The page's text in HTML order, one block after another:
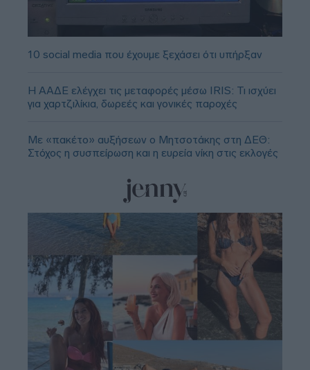
10 social media που έχουμε ξεχάσει ότι υπήρξαν
Η ΑΑΔΕ ελέγχει τις μεταφορές μέσω IRIS: Τι ισχύει
για χαρτζιλίκια, δωρεές και γονικές παροχές
Με «πακέτο» αυξήσεων ο Μητσοτάκης στη ΔΕΘ:
Στόχος η συσπείρωση και η ευρεία νίκη στις εκλογές